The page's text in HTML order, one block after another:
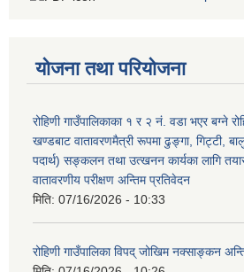
योजना तथा परियोजना
रोहिणी गाउँपालिकाका १ र २ नं. वडा भएर बग्ने
खण्डबाट वातावरणमैत्री रूपमा ढुङ्गा, गिट्टी,
पदार्थ) सङ्कलन तथा उत्खनन कार्यका लागि तयार
वातावरणीय परीक्षण अन्तिम प्रतिवेदन
मिति: 07/16/2026 - 10:33
रोहिणी गाउँपालिका विपद् जोखिम नक्साङ्कन